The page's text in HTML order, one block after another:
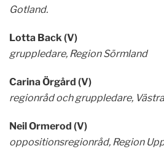
Gotland.
Lotta Back (V)
gruppledare, Region Sörmland
Carina Örgård (V)
regionråd och gruppledare,
Neil Ormerod (V)
oppositionsregionråd, Region